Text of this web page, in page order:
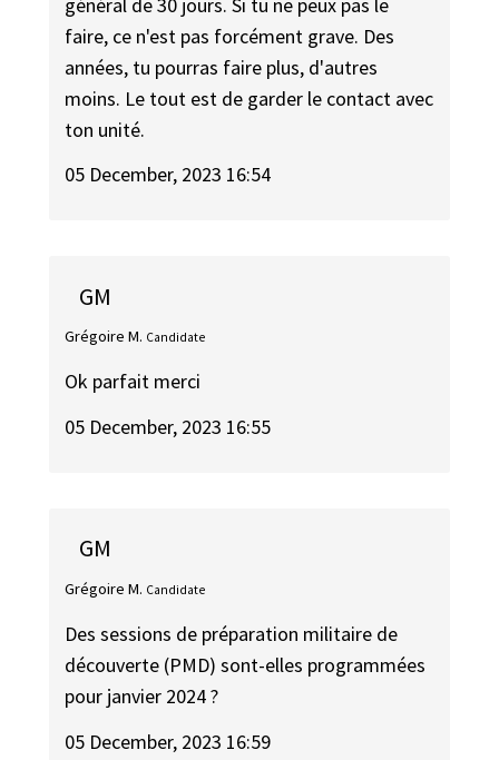
faire, ce n'est pas forcément grave. Des
années, tu pourras faire plus, d'autres
moins. Le tout est de garder le contact avec
ton unité.
05 December, 2023 16:54
GM
Grégoire M. Candidate
Ok parfait merci
05 December, 2023 16:55
GM
Grégoire M. Candidate
Des sessions de préparation militaire de
découverte (PMD) sont-elles programmées
pour janvier 2024 ?
05 December, 2023 16:59